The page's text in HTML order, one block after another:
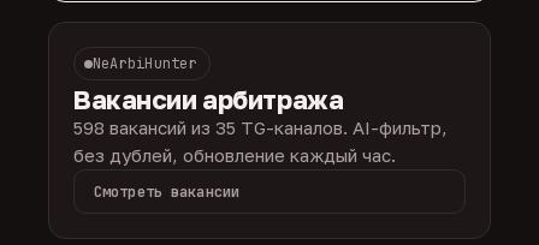
NeArbiHunter
Вакансии арбитража
598 вакансий из 35 TG-каналов. AI-фильтр,
без дублей, обновление каждый час.
Смотреть вакансии